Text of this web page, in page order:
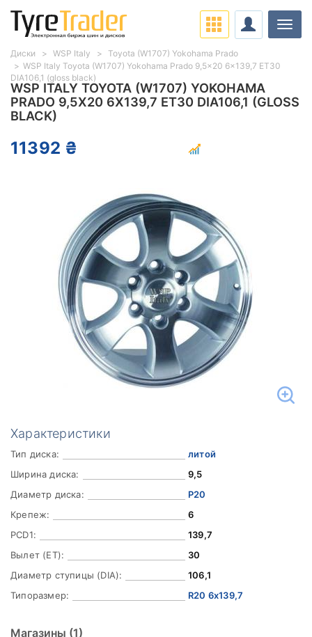
WSP ITALY TOYOTA (W1707) YOKOHAMA
PRADO 9,5X20 6X139,7 ET30 DIA106,1 (GLOSS
BLACK)
11392 ₴
Характеристики
Тип диска:
литой
Ширина диска:
9,5
Диаметр диска:
Р20
Крепеж:
6
PCD1:
139,7
Вылет (ET):
30
Диаметр ступицы (DIA):
106,1
Типоразмер:
R20 6x139,7
Магазины (1)
Диски WSP Italy
Toyota (W1707) Yokohama Prado
WSP Italy Toyota (W1707) Yokohama Prado 9,5x20 6x139,7 ET30
DIA106,1 (gloss black)